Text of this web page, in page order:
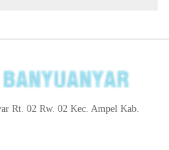
Rt. 02 Rw. 02 Kec. Ampel Kab.